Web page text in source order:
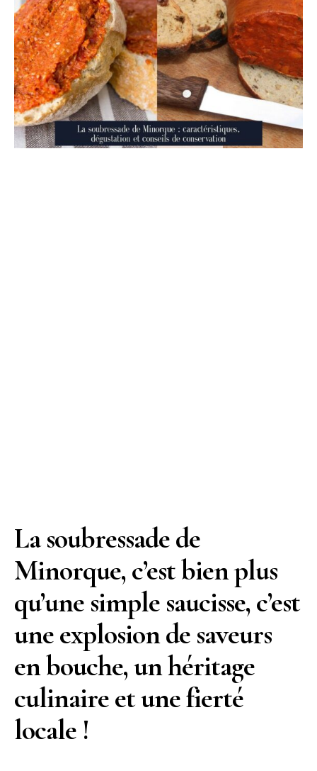
La soubressade de
Minorque, c’est bien plus
qu’une simple saucisse, c’est
une explosion de saveurs
en bouche, un héritage
culinaire et une fierté
locale !